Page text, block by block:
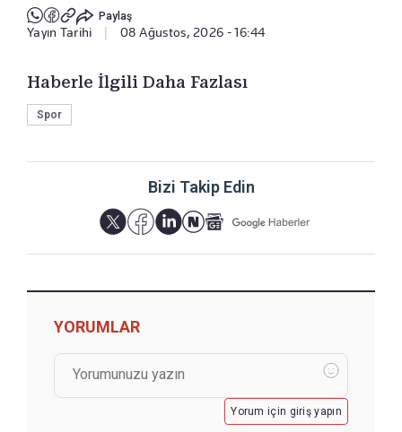
Paylaş
Yayın Tarihi 08 Ağustos, 2026 - 16:44
Haberle İlgili Daha Fazlası
Spor
Bizi Takip Edin
YORUMLAR
Yorum için giriş yapın